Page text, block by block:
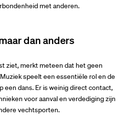
met anderen.
dan anders
ziet, merkt meteen dat het geen
speelt een essentiële rol en de
een dans. Er is weinig direct contact,
voor aanval en verdediging zijn
vechtsporten.